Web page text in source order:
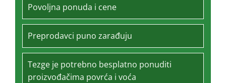
Povoljna ponuda i cene
Preprodavci puno zarađuju
Tezge je potrebno besplatno ponuditi
proizvođačima povrća i voća